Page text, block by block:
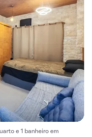
e 1 banheiro em